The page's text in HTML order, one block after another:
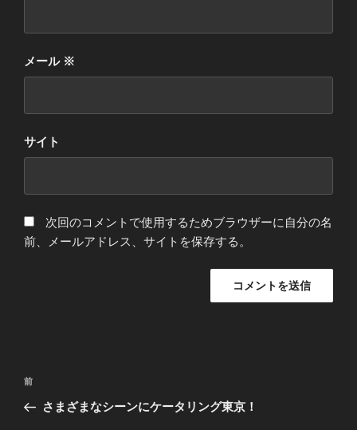
メール ※
サイト
次回のコメントで使用するためブラウザーに自分の名
前、メールアドレス、サイトを保存する。
投
ナ
前
の
前
さまざまなシーンにケータリング東京！